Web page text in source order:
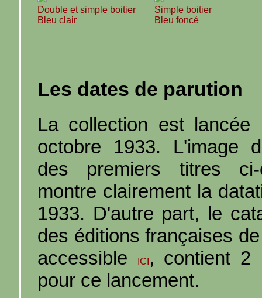
Double et simple boitier
Bleu clair
Simple boitier
Bleu foncé
Les dates de parution
La collection est lancée
octobre 1933. L'image
des premiers titres ci-
montre clairement la
1933. D'autre part, le
des éditions françaises
accessible
ICI , contient 2
pour ce lancement.